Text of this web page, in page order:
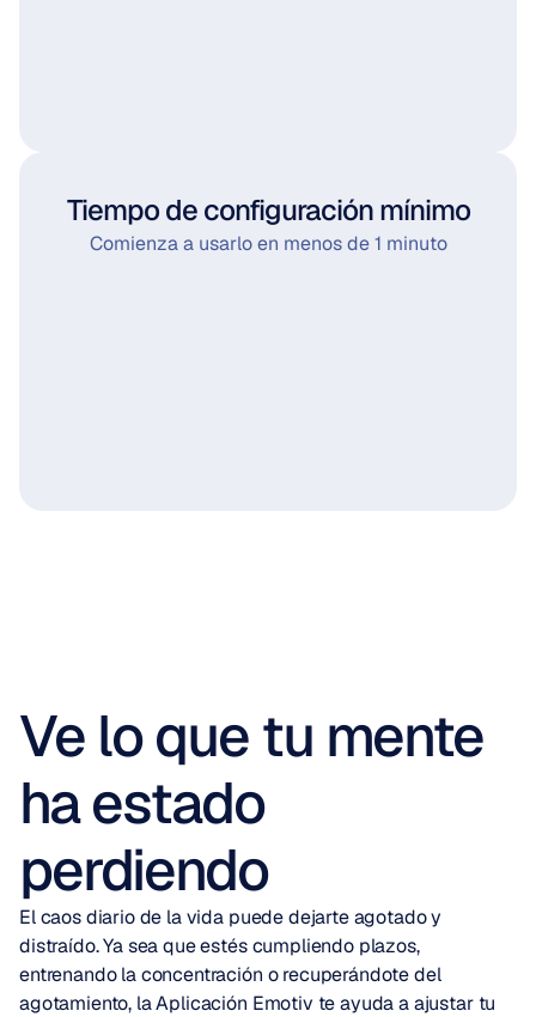
Tiempo de configuración mínimo
Comienza a usarlo en menos de 1 minuto
Ve lo que tu mente
ha estado
perdiendo
El caos diario de la vida puede dejarte agotado y
distraído. Ya sea que estés cumpliendo plazos,
entrenando la concentración o recuperándote del
agotamiento, la Aplicación Emotiv te ayuda a ajustar tu